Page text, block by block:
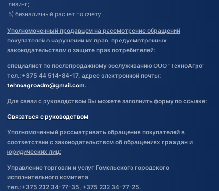
лизинг;
5) безналичный расчет по счету.
Уполномоченный продавцом на рассмотрение обращений
покупателей о нарушении их прав, предусмотренных
законодательством о защите прав потребителей:
специалист по послепродажному обслуживанию ООО "ТехноАгро"
тел.: +375 44 514-84-17, адрес электронной почты:
tehnoagroadm@gmail.com.
Для связи с руководством Вы можете заполнить форму по ссылке:
Связаться с руководством
Уполномоченный рассматривать обращения покупателей в
соответствии с законодательством об обращениях граждан и
юридических лиц:
Управление торговли и услуг Гомельского городского
исполнительного комитета
тел.: +375 232 34-77-35, +375 232 34-77-25.